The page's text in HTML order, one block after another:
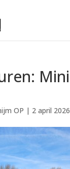
Mini
OP | 2 april 2026